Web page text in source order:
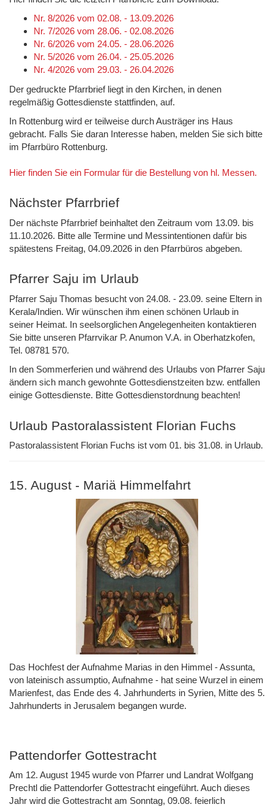
Nr. 8/2026 vom 02.08. - 13.09.2026
Nr. 7/2026 vom 28.06. - 02.08.2026
Nr. 6/2026 vom 24.05. - 28.06.2026
Nr. 5/2026 vom 26.04. - 25.05.2026
Nr. 4/2026 vom 29.03. - 26.04.2026
Der gedruckte Pfarrbrief liegt in den Kirchen, in denen
regelmäßig Gottesdienste stattfinden, auf.
In Rottenburg wird er teilweise durch Austräger ins Haus
gebracht. Falls Sie daran Interesse haben, melden Sie sich bitte
im Pfarrbüro Rottenburg.
Hier finden Sie ein Formular für die Bestellung von hl. Messen.
Nächster Pfarrbrief
Der nächste Pfarrbrief beinhaltet den Zeitraum vom 13.09. bis
11.10.2026. Bitte alle Termine und Messintentionen dafür bis
spätestens Freitag, 04.09.2026 in den Pfarrbüros abgeben.
Pfarrer Saju im Urlaub
Pfarrer Saju Thomas besucht von 24.08. - 23.09. seine Eltern in
Kerala/Indien. Wir wünschen ihm einen schönen Urlaub in
seiner Heimat. In seelsorglichen Angelegenheiten kontaktieren
Sie bitte unseren Pfarrvikar P. Anumon V.A. in Oberhatzkofen,
Tel. 08781 570.
In den Sommerferien und während des Urlaubs von Pfarrer Saju
ändern sich manch gewohnte Gottesdienstzeiten bzw. entfallen
einige Gottesdienste. Bitte Gottesdienstordnung beachten!
Urlaub Pastoralassistent Florian Fuchs
Pastoralassistent Florian Fuchs ist vom 01. bis 31.08. in Urlaub.
15. August - Mariä Himmelfahrt
Das Hochfest der Aufnahme Marias in den Himmel - Assunta,
von lateinisch assumptio, Aufnahme - hat seine Wurzel in einem
Marienfest, das Ende des 4. Jahrhunderts in Syrien, Mitte des 5.
Jahrhunderts in Jerusalem begangen wurde.
Pattendorfer Gottestracht
Am 12. August 1945 wurde von Pfarrer und Landrat Wolfgang
Prechtl die Pattendorfer Gottestracht eingeführt. Auch dieses
Jahr wird die Gottestracht am Sonntag, 09.08. feierlich